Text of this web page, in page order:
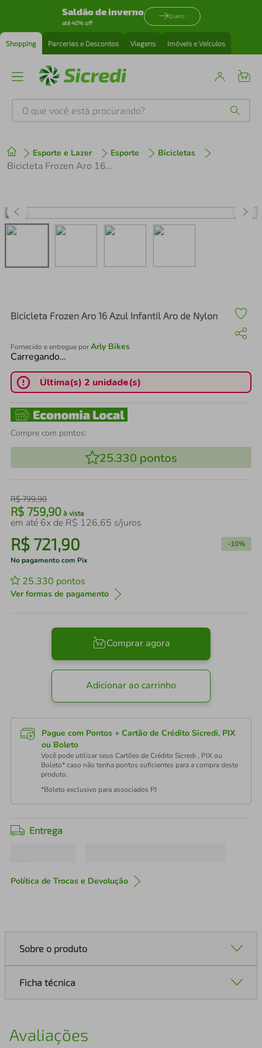
Saldão de inverno
até 40% off
Quero
Shopping Parcerias e Descontos Viagens Imóveis e Veículos
O que você está procurando?
Esporte e Lazer Esporte Bicicletas
Bicicleta Frozen Aro 16 Azul Infantil Aro de Nylon
Bicicleta Frozen Aro 16 Azul Infantil Aro de Nylon
Fornecido e entregue porArly Bikes
Carregando…
Última(s) 2 unidade(s)
Compre com pontos:
25.330 pontos
R$799,90
R$ 759,90 à vista
em até 6x de R$ 126,65 s/juros
R$ 721,90 -10%
No pagamento com Pix
25.330 pontos
Ver formas de pagamento
Comprar agora
Adicionar ao carrinho
Pague com Pontos + Cartão de Crédito Sicredi, PIX
ou Boleto
Você pode utilizar seus Cartões de Crédito Sicredi , PIX ou
Boleto* caso não tenha pontos suficientes para a compra deste
produto.
*Boleto exclusivo para associados PJ
Entrega
Política de Trocas e Devolução
Sobre o produto
Ficha técnica
Avaliações
1º tenis
perfume